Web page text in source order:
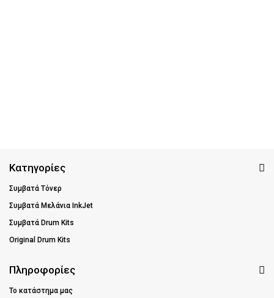
Κατηγορίες
Συμβατά Τόνερ
Συμβατά Μελάνια InkJet
Συμβατά Drum Kits
Original Drum Kits
Πληροφορίες
Το κατάστημα μας